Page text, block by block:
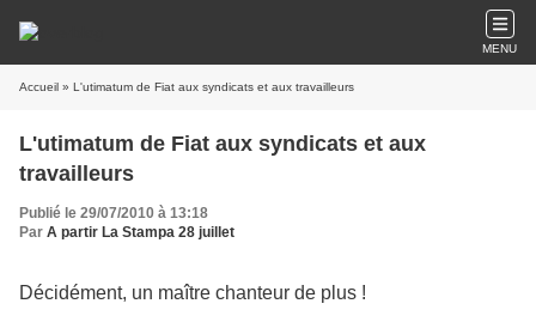
MENU
Accueil » L'utimatum de Fiat aux syndicats et aux travailleurs
L'utimatum de Fiat aux syndicats et aux
travailleurs
Publié le 29/07/2010 à 13:18
Par A partir La Stampa 28 juillet
Décidément, un maître chanteur de plus !